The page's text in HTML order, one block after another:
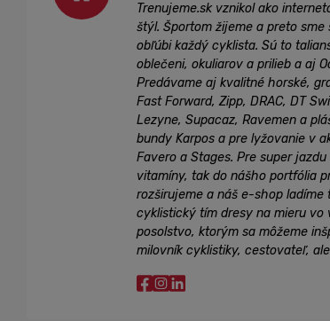
Trenujeme.sk vznikol ako
štýl. Športom žijeme a preto
obľúbi každý cyklista. Sú to
oblečeni, okuliarov a prilieb a aj
Predávame aj kvalitné horské,
Fast Forward, Zipp, DRAC, DT
Lezyne, Supacaz, Ravemen a
bundy Karpos a pre lyžovanie v
Favero a Stages. Pre super
vitamíny, tak do nášho portfólia
rozširujeme a náš e-shop
cyklistický tím dresy na mieru vo
posolstvo, ktorým sa môžeme
milovník cyklistiky, cestovateľ,